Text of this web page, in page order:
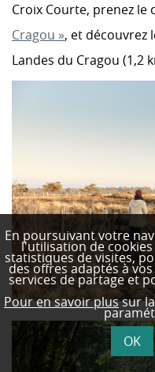
Croix Courte, prenez le
Cragou », et découvrez
Landes du Cragou (1,2
En poursuivant votre
l'utilisation de
statistiques de visites,
des offres adaptés à
services de partage et
Pour en savoir plussur
OK